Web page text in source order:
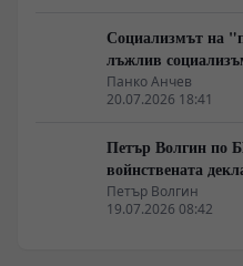
Социализмът на
лъжлив
Панко Анчев
20.07.2026 18:41
Петър Волгин по
войнствената
Петър Волгин
19.07.2026 08:42